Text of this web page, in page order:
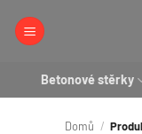
Betonové stěrky
Domů /